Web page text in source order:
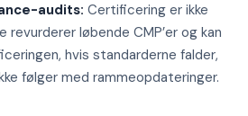
audits: Certificering er ikke
revurderer løbende CMP’er og kan
hvis standarderne falder,
følger med rammeopdateringer.